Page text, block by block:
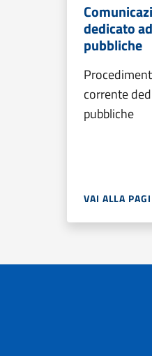
dedicato
pubbliche
corrente
pubbliche
VAI ALLA